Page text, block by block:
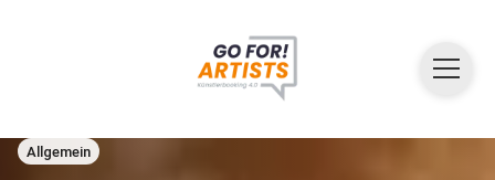
Allgemein